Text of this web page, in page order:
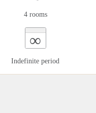
4 rooms
∞
Indefinite period